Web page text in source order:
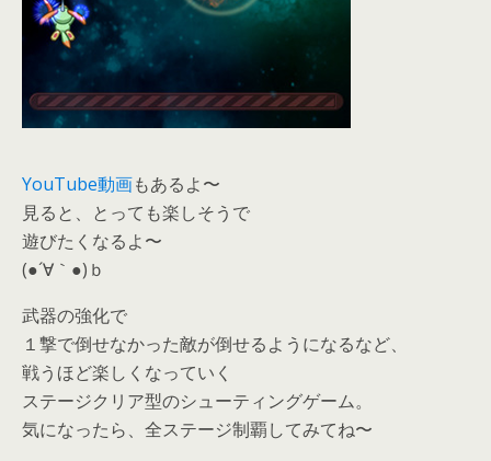
YouTube動画もあるよ〜
見ると、とっても楽しそうで
遊びたくなるよ〜
(●´∀｀●)ｂ
武器の強化で
１撃で倒せなかった敵が倒せるようになるなど、
戦うほど楽しくなっていく
ステージクリア型のシューティングゲーム。
気になったら、 全ステージ制覇してみてね〜